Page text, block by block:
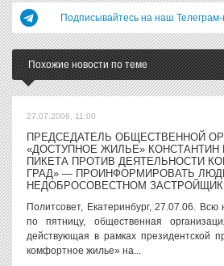
Подписывайтесь на наш Телеграм-
Похожие новости по теме
27.07.2006, 11:00
ПРЕДСЕДАТЕЛЬ ОБЩЕСТВЕННОЙ
«ДОСТУПНОЕ ЖИЛЬЕ» КОНСТАНТИН
ПИКЕТА ПРОТИВ ДЕЯТЕЛЬНОСТИ
ГРАД» — ПРОИНФОРМИРОВАТЬ
НЕДОБРОСОВЕСТНОМ
Политсовет, Екатеринбург, 27.07.06.
по пятницу, общественная
действующая в рамках президентской
комфортное жилье» на...